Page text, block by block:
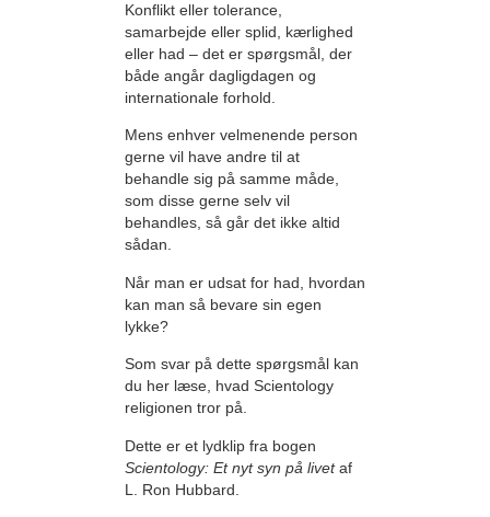
Konflikt eller tolerance,
samarbejde eller splid, kærlighed
eller had – det er spørgsmål, der
både angår dagligdagen og
internationale forhold.
Mens enhver velmenende person
gerne vil have andre til at
behandle sig på samme måde,
som disse gerne selv vil
behandles, så går det ikke altid
sådan.
Når man er udsat for had, hvordan
kan man så bevare sin egen
lykke?
Som svar på dette spørgsmål kan
du her læse, hvad Scientology
religionen tror på.
Dette er et lydklip fra bogen
Scientology: Et nyt syn på livetaf
L. Ron Hubbard.